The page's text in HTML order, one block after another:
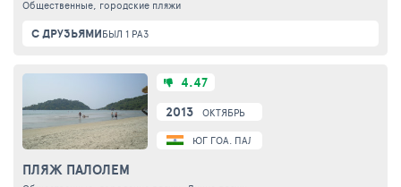
Общественные, городские пляжи
С ДРУЗЬЯМИБЫЛ 1 РАЗ
2013 ОКТЯБРЬ
ЮГ ГОА. ПАЛОЛЕМ
ПЛЯЖ ПАЛОЛЕМ
4.47